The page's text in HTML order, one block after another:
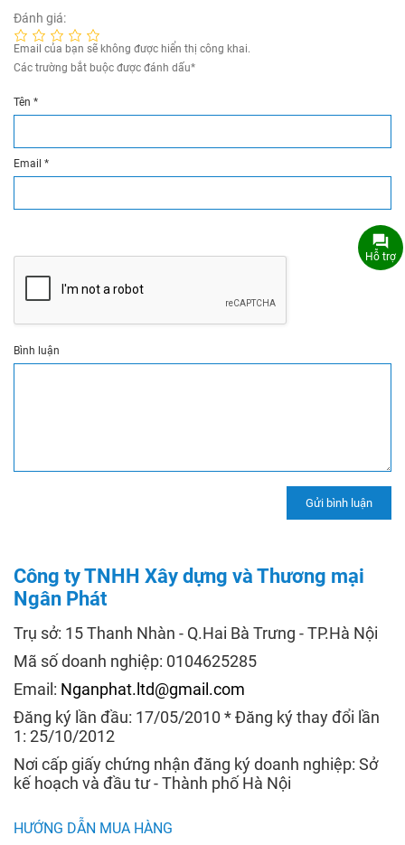
Đánh giá:
Email của bạn sẽ không được hiển thị công khai.
Các trường bắt buộc được đánh dấu*
Tên *
Email *
Bình luận
Công ty TNHH Xây dựng và Thương mại
Ngân Phát
Trụ sở: 15 Thanh Nhàn - Q.Hai Bà Trưng - TP.Hà Nội
Mã số doanh nghiệp: 0104625285
Email: Nganphat.ltd@gmail.com
Đăng ký lần đầu: 17/05/2010 * Đăng ký thay đổi lần
1: 25/10/2012
Nơi cấp giấy chứng nhận đăng ký doanh nghiệp: Sở
kế hoạch và đầu tư - Thành phố Hà Nội
HƯỚNG DẪN MUA HÀNG
Hỗ trợ